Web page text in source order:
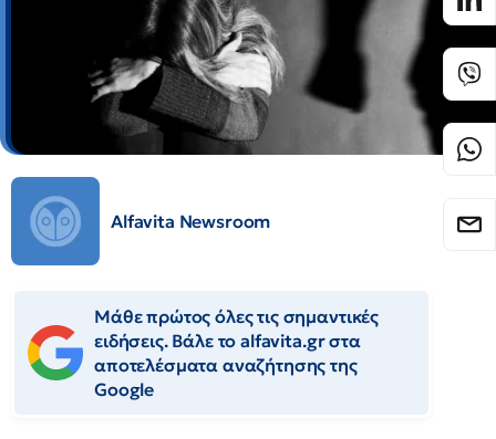
Alfavita Newsroom
Μάθε πρώτος όλες τις σημαντικές
ειδήσεις. Βάλε το alfavita.gr στα
αποτελέσματα αναζήτησης της
Google